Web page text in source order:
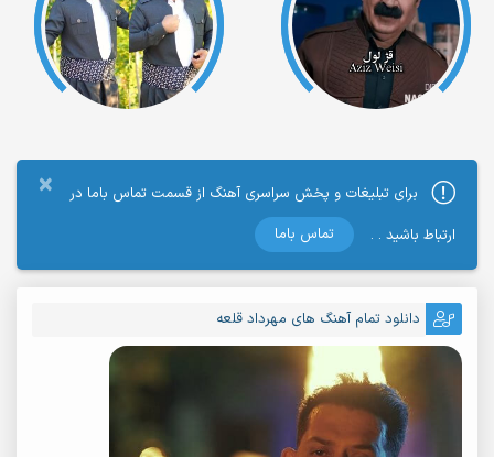
×
برای تبلیغات و پخش سراسری آهنگ از قسمت تماس باما در
ارتباط باشید . .
تماس باما
دانلود تمام آهنگ های مهرداد قلعه